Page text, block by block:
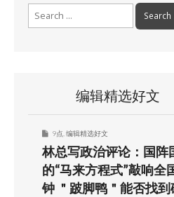
编辑精选好文
9点 编辑精选好文
林总写政治评论：国阵
的“马来方程式”敲响全
钟 ＂跛脚鸭＂能否找到